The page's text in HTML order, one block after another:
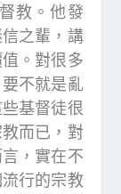
教。他發
之輩，講
。對很多
不就是亂
基督徒很
而已，對
，實在不
行的宗教